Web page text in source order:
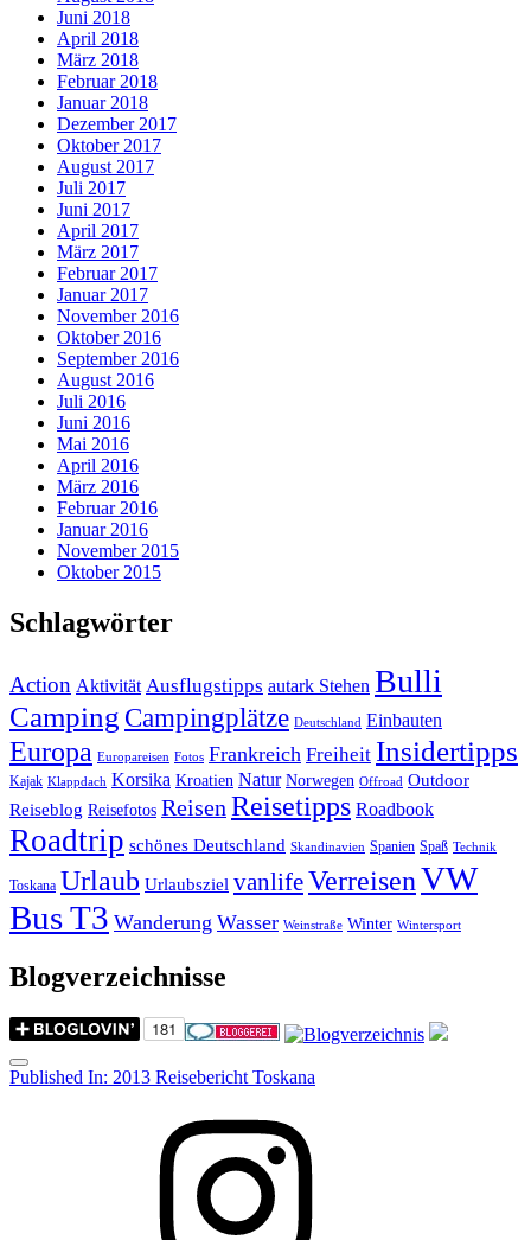
Juni 2018
April 2018
März 2018
Februar 2018
Januar 2018
Dezember 2017
Oktober 2017
August 2017
Juli 2017
Juni 2017
April 2017
März 2017
Februar 2017
Januar 2017
November 2016
Oktober 2016
September 2016
August 2016
Juli 2016
Juni 2016
Mai 2016
April 2016
März 2016
Februar 2016
Januar 2016
November 2015
Oktober 2015
Schlagwörter
Action Aktivität Ausflugstipps autark Stehen Bulli
Camping Campingplätze Deutschland Einbauten
Europa Europareisen Fotos Frankreich Freiheit Insidertipps
Kajak Klappdach Korsika Kroatien Natur Norwegen Offroad Outdoor
Reiseblog Reisefotos ReisenReisetipps Roadbook
Roadtrip schönes Deutschland Skandinavien Spanien Spaß Technik
Toskana Urlaub Urlaubsziel vanlifeVerreisenVW
Bus T3 Wanderung Wasser Weinstraße Winter Wintersport
Blogverzeichnisse
Menu
Post
Published In: 2013 Reisebericht Toskana